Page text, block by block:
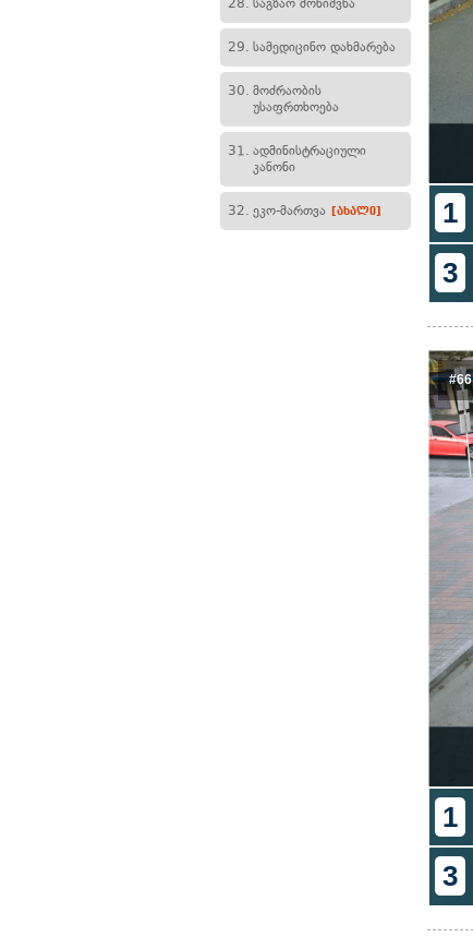
28. საგზაო მონიშვნა
29. სამედიცინო დახმარება
30. მოძრაობის
უსაფრთხოება
31. ადმინისტრაციული
კანონი
32. ეკო-მართვა [ახალი] 1
3
#66
1
3